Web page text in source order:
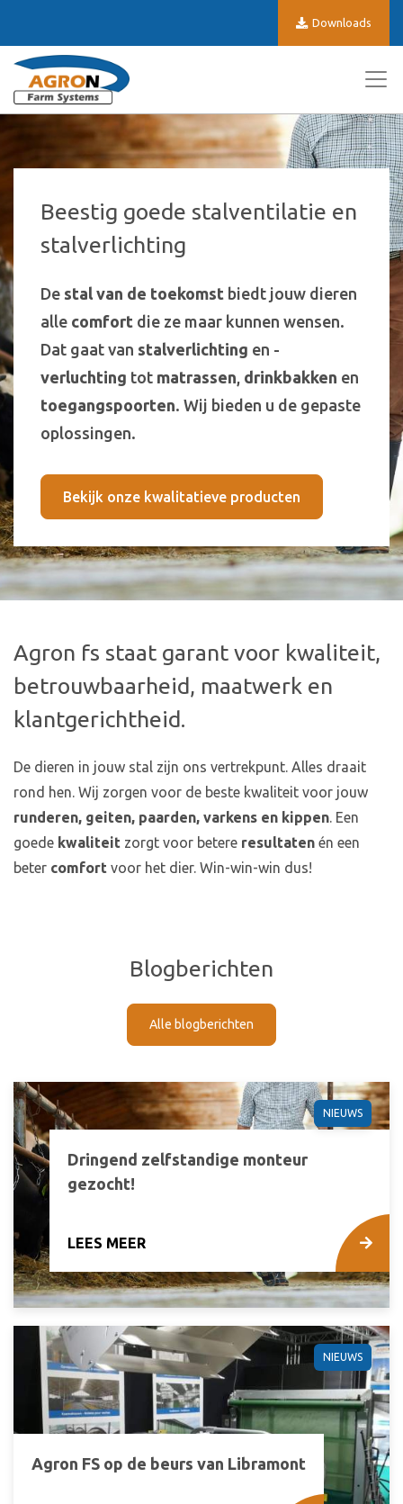
Downloads
Beestig goede stalventilatie en
stalverlichting
De stal van de toekomst biedt jouw dieren
alle comfort die ze maar kunnen wensen.
Dat gaat van stalverlichting en -
verluchting tot matrassen, drinkbakken en
toegangspoorten. Wij bieden u de gepaste
oplossingen.
Bekijk onze kwalitatieve producten
Agron fs staat garant voor kwaliteit,
betrouwbaarheid, maatwerk en
klantgerichtheid.
De dieren in jouw stal zijn ons vertrekpunt. Alles draait
rond hen. Wij zorgen voor de beste kwaliteit voor jouw
runderen, geiten, paarden, varkens en kippen. Een
goede kwaliteit zorgt voor betere resultaten én een
beter comfort voor het dier. Win-win-win dus!
Blogberichten
Alle blogberichten
Dringend zelfstandige monteur
gezocht!
LEES MEER
NIEUWS
Agron FS op de beurs van Libramont
NIEUWS